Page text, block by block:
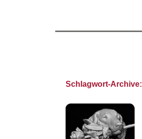
Schlagwort-Archive: